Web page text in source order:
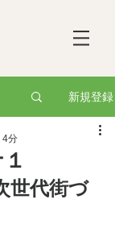
新規登録
4分
世代街づ